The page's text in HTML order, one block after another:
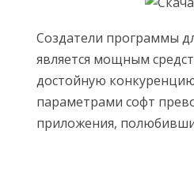
Создатели программы
является мощным
достойную
параметрами софт
приложения,